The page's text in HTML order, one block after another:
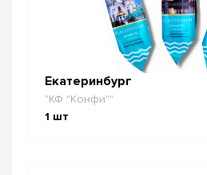
Екатеринбург
"КФ "Конфи""
1 шт